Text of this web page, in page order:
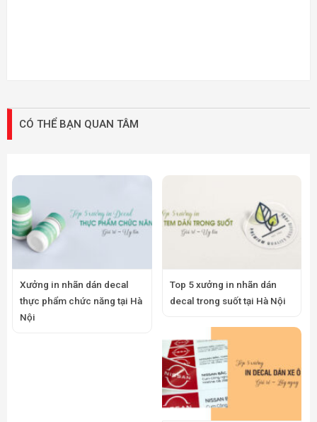
CÓ THỂ BẠN QUAN TÂM
Xưởng in nhãn dán decal
thực phẩm chức năng tại Hà
Nội
Top 5 xưởng in nhãn dán
decal trong suốt tại Hà Nội